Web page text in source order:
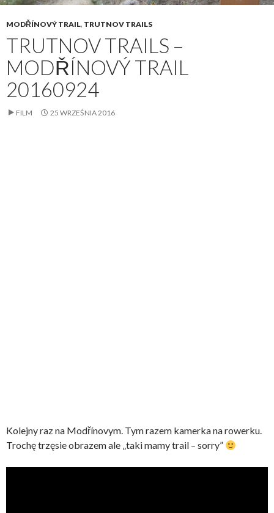
MODŘÍNOVÝ TRAIL, TRUTNOV TRAILS
TRUTNOV TRAILS –
MODŘÍNOVÝ TRAIL
20160924
FILM 25 WRZEŚNIA 2016
Kolejny raz na Modřínovym. Tym razem kamerka na rowerku.
Trochę trzęsie obrazem ale „taki mamy trail – sorry”